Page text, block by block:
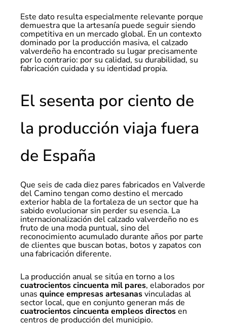
Este dato resulta especialmente relevante porque
demuestra que la artesanía puede seguir siendo
competitiva en un mercado global. En un contexto
dominado por la producción masiva, el calzado
valverdeño ha encontrado su lugar precisamente
por lo contrario: por su calidad, su durabilidad, su
fabricación cuidada y su identidad propia.
El sesenta por ciento de
la producción viaja fuera
de España
Que seis de cada diez pares fabricados en Valverde
del Camino tengan como destino el mercado
exterior habla de la fortaleza de un sector que ha
sabido evolucionar sin perder su esencia. La
internacionalización del calzado valverdeño no es
fruto de una moda puntual, sino del
reconocimiento acumulado durante años por parte
de clientes que buscan botas, botos y zapatos con
una fabricación diferente.
La producción anual se sitúa en torno a los
cuatrocientos cincuenta mil pares, elaborados por
unas quince empresas artesanasvinculadas al
sector local, que en conjunto generan más de
cuatrocientos cincuenta empleos directosen
centros de producción del municipio.